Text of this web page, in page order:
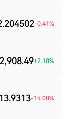
-0.41%
+2.18%
-14.00%